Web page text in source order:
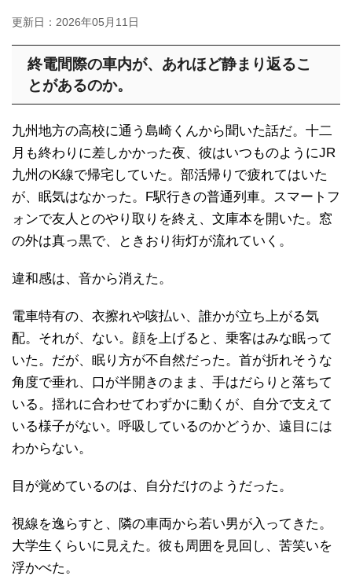
更新日： 2026年05月11日
終電間際の車内が、あれほど静まり返るこ
とがあるのか。
九州地方の高校に通う島崎くんから聞いた話だ。十二
月も終わりに差しかかった夜、彼はいつものようにJR
九州のK線で帰宅していた。部活帰りで疲れてはいた
が、眠気はなかった。F駅行きの普通列車。スマートフ
ォンで友人とのやり取りを終え、文庫本を開いた。窓
の外は真っ黒で、ときおり街灯が流れていく。
違和感は、音から消えた。
電車特有の、衣擦れや咳払い、誰かが立ち上がる気
配。それが、ない。顔を上げると、乗客はみな眠って
いた。だが、眠り方が不自然だった。首が折れそうな
角度で垂れ、口が半開きのまま、手はだらりと落ちて
いる。揺れに合わせてわずかに動くが、自分で支えて
いる様子がない。呼吸しているのかどうか、遠目には
わからない。
目が覚めているのは、自分だけのようだった。
視線を逸らすと、隣の車両から若い男が入ってきた。
大学生くらいに見えた。彼も周囲を見回し、苦笑いを
浮かべた。